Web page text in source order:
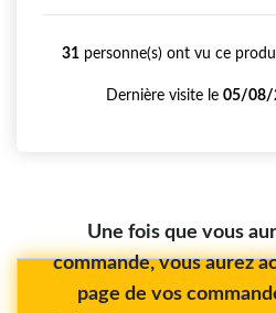
31 personne(s) ont vu ce
Dernière visite le 05/08/
Une fois que vous
commande, vous aurez
page de vos